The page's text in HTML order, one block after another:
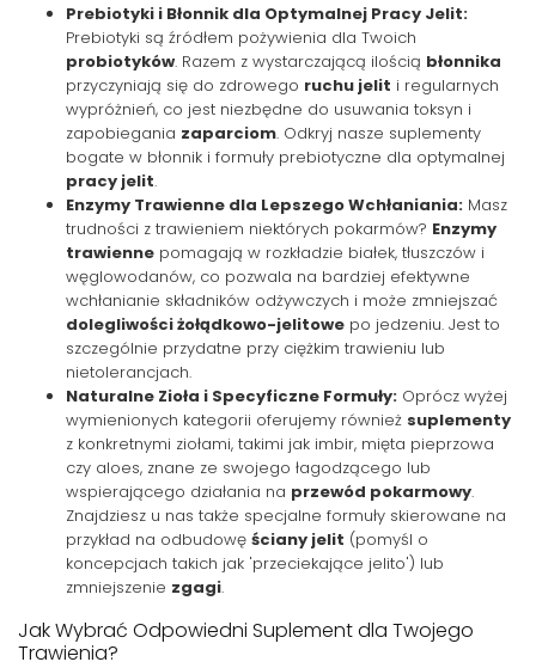
Prebiotyki i Błonnik dla Optymalnej Pracy Jelit:
Prebiotyki są źródłem pożywienia dla Twoich
probiotyków. Razem z wystarczającą ilością błonnika
przyczyniają się do zdrowego ruchu jelit i regularnych
wypróżnień, co jest niezbędne do usuwania toksyn i
zapobiegania zaparciom. Odkryj nasze suplementy
bogate w błonnik i formuły prebiotyczne dla optymalnej
pracy jelit.
Enzymy Trawienne dla Lepszego Wchłaniania: Masz
trudności z trawieniem niektórych pokarmów? Enzymy
trawienne pomagają w rozkładzie białek, tłuszczów i
węglowodanów, co pozwala na bardziej efektywne
wchłanianie składników odżywczych i może zmniejszać
dolegliwości żołądkowo-jelitowe po jedzeniu. Jest to
szczególnie przydatne przy ciężkim trawieniu lub
nietolerancjach.
Naturalne Zioła i Specyficzne Formuły: Oprócz wyżej
wymienionych kategorii oferujemy również suplementy
z konkretnymi ziołami, takimi jak imbir, mięta pieprzowa
czy aloes, znane ze swojego łagodzącego lub
wspierającego działania na przewód pokarmowy.
Znajdziesz u nas także specjalne formuły skierowane na
przykład na odbudowę ściany jelit (pomyśl o
koncepcjach takich jak 'przeciekające jelito') lub
zmniejszenie zgagi.
Jak Wybrać Odpowiedni Suplement dla Twojego
Trawienia?